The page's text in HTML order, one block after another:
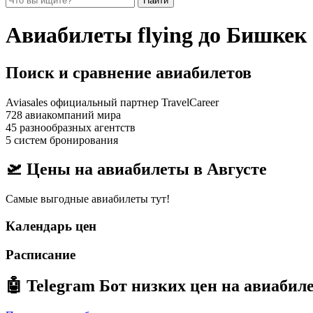
Авиабилеты flying до Бишкек
Поиск и сравнение авиабилетов
Aviasales официальный партнер TravelCareer
728 авиакомпаний мира
45 разнообразных агентств
5 систем бронирования
🛫 Цены на авиабилеты в Августе
Самые выгодные авиабилеты тут!
Календарь цен
Расписание
🤖 Telegram Бот низких цен на